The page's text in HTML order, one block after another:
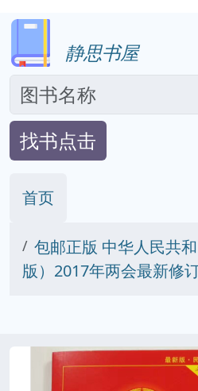
静思书屋
找书点击
首页
包邮正版 中华人民共
版）2017年两会最新修